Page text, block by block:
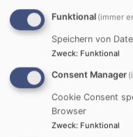
wichtiger Baustein in
Studierenden. EKs
Treffen sein, um sich
Landeskirche zu
Zudem erhält der
kleinen Betrag von
Funktional (immer
Speichern von
Zweck: Funktional
Consent Manager
Cookie Consent
Browser
Zweck: Funktional